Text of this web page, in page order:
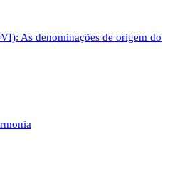
As denominações de origem do